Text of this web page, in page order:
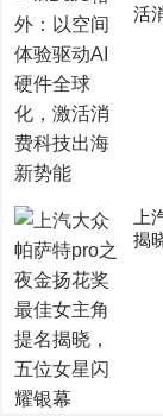
活
上
揭